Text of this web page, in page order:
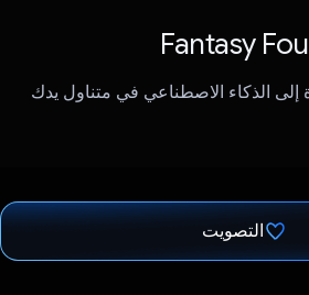
Fantasy
الذكاء الاصطناعي في متناول يدك
التصويت